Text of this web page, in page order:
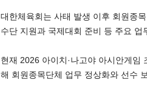
대한체육회는 사태 발생 이후 회원종
수단 지원과 국제대회 준비 등 주요
현재 2026 아이치·나고야 아시안게
해 회원종목단체 업무 정상화와 선수